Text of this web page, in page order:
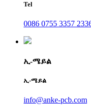
Tel
0086 0755 3357
ኢ-ሜይል
ኢ-ሜይል
info@anke-pcb.com